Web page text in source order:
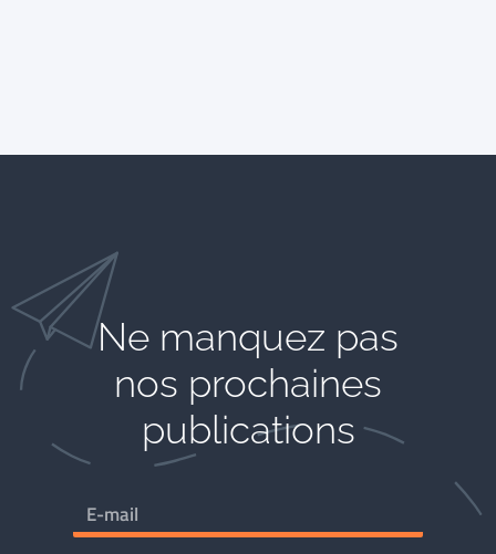
Ne manquez pas
nos prochaines
publications